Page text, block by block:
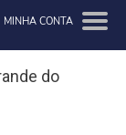
MINHA CONTA
do